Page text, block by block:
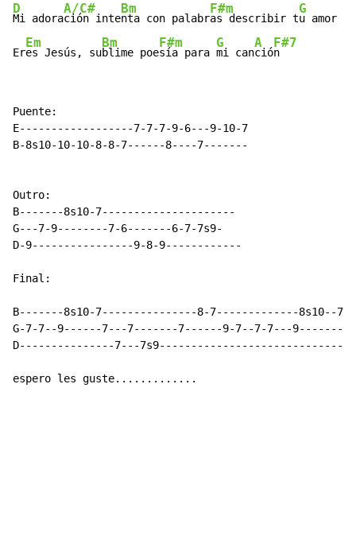
D
Mi adora
A/C#
ción inte
Bm
nta con palabr
F#m
as describir t
G
u amor
Er
Em
es Jesús, su
Bm
blime poe
F#m
sía para
G
mi can
A
ció
F#7
n
Puente:
E------------------7-7-7-9-6---9-10-7
B-8s10-10-10-8-8-7------8----7-------
Outro:
B-------8s10-7---------------------
G---7-9--------7-6-------6-7-7s9-
D-9----------------9-8-9------------
Final:
B-------8s10-7---------------8-7-------------8s10--
G-7-7--9------7---7-------7------9-7--7-7---9-------
D---------------7---7s9-------------------------------
espero les guste.............